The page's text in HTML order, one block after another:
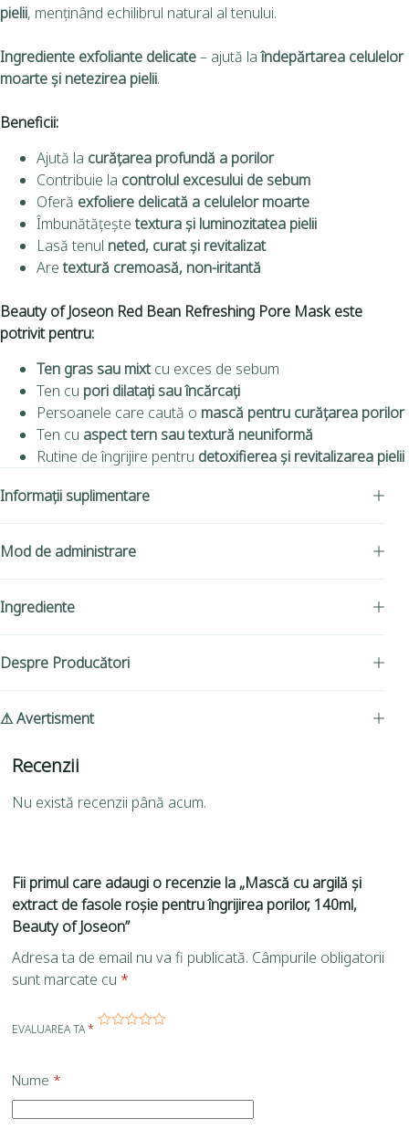
pielii, menținând echilibrul natural al tenului.
Ingrediente exfoliante delicate– ajută laîndepărtarea celulelor
moarte și netezirea pielii.
Beneficii:
Ajută la curățarea profundă a porilor
Contribuie la controlul excesului de sebum
Oferă exfoliere delicată a celulelor moarte
Îmbunătățeștetextura și luminozitatea pielii
Lasă tenul neted, curat și revitalizat
Aretextură cremoasă, non-iritantă
Beauty of Joseon Red Bean Refreshing Pore Maskeste
potrivit pentru:
Ten gras sau mixtcu exces de sebum
Ten cu pori dilatați sau încărcați
Persoanele care caută o mască pentru curățarea porilor
Ten cu aspect tern sau textură neuniformă
Rutine de îngrijire pentru detoxifierea și revitalizarea pielii
Informații suplimentare
Mod de administrare
Ingrediente
Despre Producători
⚠ Avertisment
Recenzii
Nu există recenzii până acum.
Fii primul care adaugi o recenzie la „Mască cu argilă și
extract de fasole roșie pentru îngrijirea porilor, 140ml,
Beauty of Joseon”
Adresa ta de email nu va fi publicată. Câmpurile obligatorii
sunt marcate cu *
EVALUAREA TA*
Nume *